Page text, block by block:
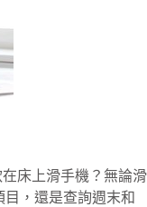
床上滑手機？無論滑
，還是查詢週末和